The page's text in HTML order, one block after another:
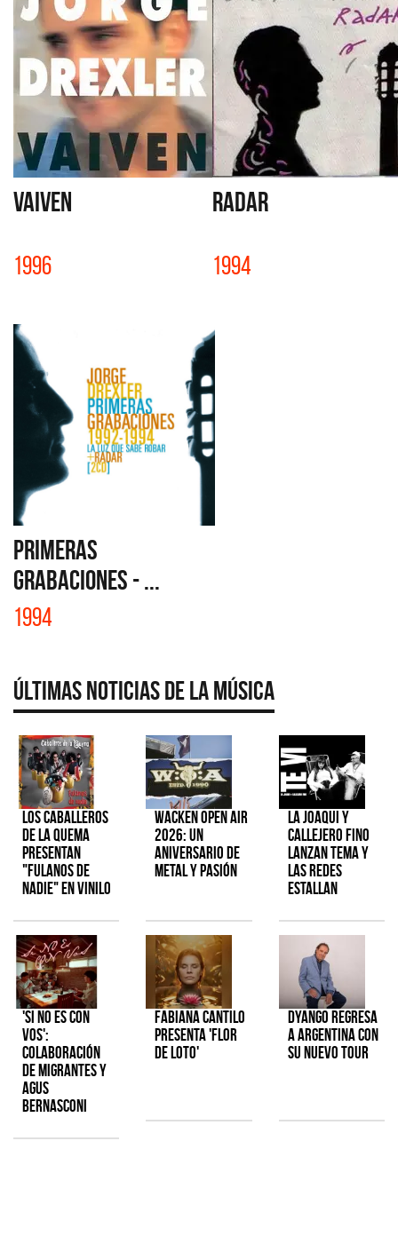
VAIVEN
1996
RADAR
1994
PRIMERAS
GRABACIONES - ...
1994
Últimas Noticias de la Música
Los Caballeros
de la Quema
presentan
"Fulanos de
Nadie" en vinilo
Wacken Open Air
2026: Un
aniversario de
metal y pasión
La Joaqui y
Callejero Fino
lanzan tema y
las redes
estallan
'Si No Es Con
Vos':
colaboración
de Migrantes y
Agus
Bernasconi
Fabiana Cantilo
presenta 'Flor
de Loto'
Dyango regresa
a Argentina con
su nuevo tour